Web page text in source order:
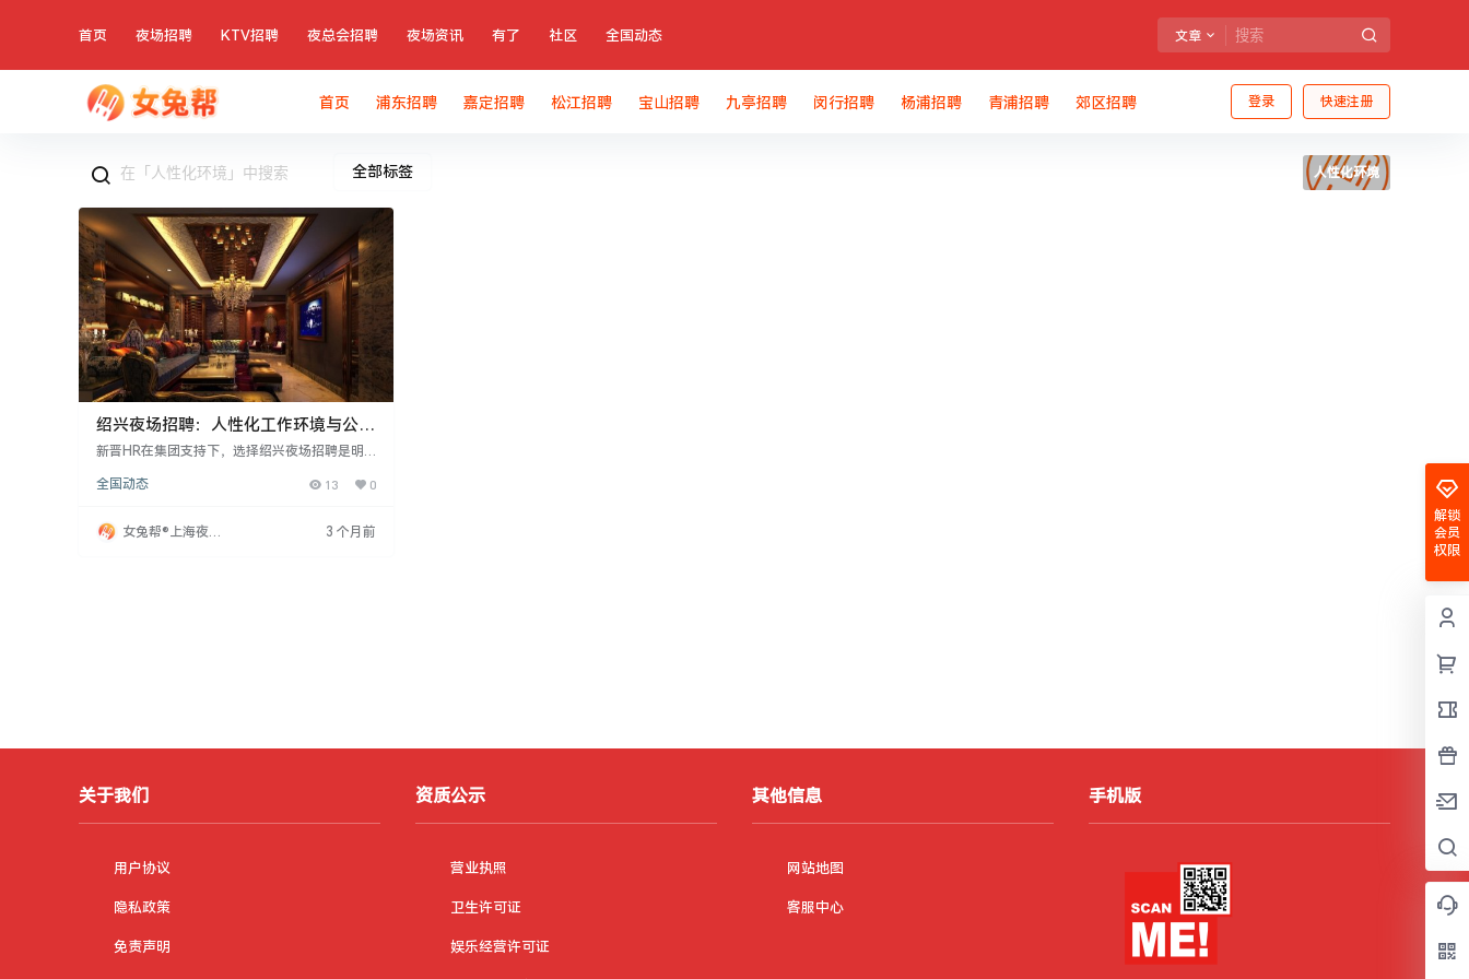
首页 夜场招聘 KTV招聘 夜总会招聘 夜场资讯 有了 社区 全国动态 文章
登录 快速注册
首页 浦东招聘 嘉定招聘 松江招聘 宝山招聘 九亭招聘 闵行招聘 杨浦招聘 青浦招聘 郊区招聘
全部标签 人性化环境
绍兴夜场招聘：人性化工作环境与公正
招聘原则
新晋HR在集团支持下，选择绍兴夜场招聘是明
环境轻松愉悦，体现人性化特点。招聘坚持公
和见解。积极精神面貌和对时尚的敏锐洞察力是
应聘必备素质。加入绍兴夜场，有机会发挥才
全国动态 13 0
女兔帮®上海夜场
3 个月前
解锁
会员
权限
关于我们
用户协议
隐私政策
免责声明
资质公示
营业执照
卫生许可证
娱乐经营许可证
其他信息
网站地图
客服中心
手机版